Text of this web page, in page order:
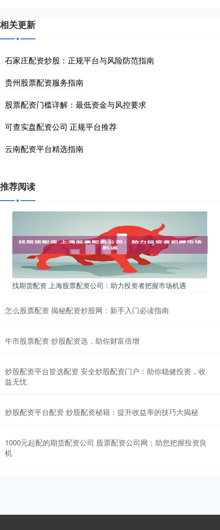
相关更新
石家庄配资炒股：正规平台与风险防范指南
贵州股票配资服务指南
股票配资门槛详解：最低资金与风控要求
可查实盘配资公司 正规平台推荐
云南配资平台精选指南
推荐阅读
找期货配资 上海股票配资公司：助力投资者把握市场机遇
怎么股票配资 揭秘配资炒股网：新手入门必读指南
牛市股票配资 炒股配资选，助你财富倍增
炒股配资平台皆选配资 安全炒股配资门户：助你稳健投资，收
益无忧
炒股配资平台配资 炒股配资秘籍：提升收益率的技巧大揭秘
1000元起配的期货配资公司 股票配资公司网：助您把握投资良
机